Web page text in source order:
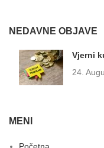
NEDAVNE OBJAVE
Vjerni
24.
MENI
Početna